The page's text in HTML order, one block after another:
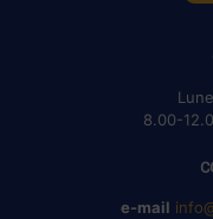
8.00-
e-mail